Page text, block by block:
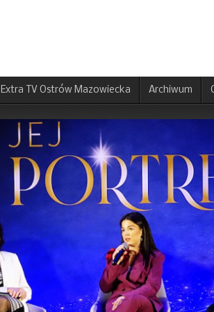
Extra TV Ostrów Mazowiecka Archiwum